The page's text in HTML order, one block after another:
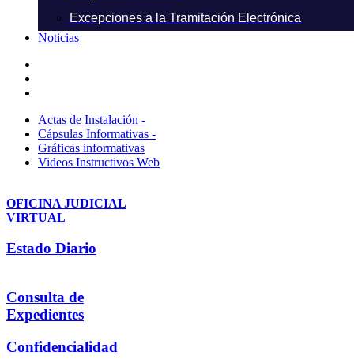
Excepciones a la Tramitación Electrónica
Noticias
Actas de Instalación -
Cápsulas Informativas -
Gráficas informativas
Videos Instructivos Web
OFICINA JUDICIAL
VIRTUAL
Estado Diario
Consulta de
Expedientes
Confidencialidad